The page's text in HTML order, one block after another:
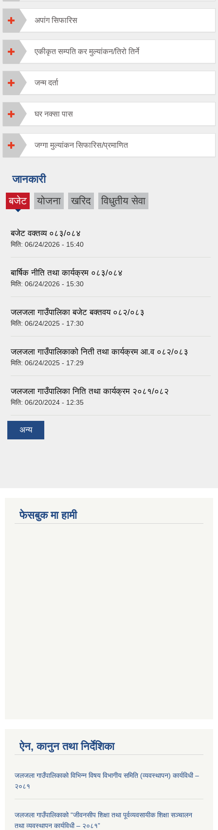
अपांग सिफारिस
एकीकृत सम्पति कर मुल्यांकन/तिरो तिर्ने
जन्म दर्ता
घर नक्सा पास
जग्गा मुल्यांकन सिफारिस/प्रमाणित
जानकारी
बजेट
(active
योजना खरिद विधुतीय सेवा
बजेट वक्तव्य ०८३/०८४
मिति: 06/24/2026 - 15:40
बार्षिक नीति तथा कार्यक्रम ०८३/०८४
मिति: 06/24/2026 - 15:30
जलजला गाउँपालिका बजेट बक्तवय ०८२/०८३
मिति: 06/24/2025 - 17:30
जलजला गाउँपालिकाको निती तथा कार्यक्रम आ.व ०८२/०८३
मिति: 06/24/2025 - 17:29
जलजला गाउँपालिका निति तथा कार्यक्रम २०८१/०८२
मिति: 06/20/2024 - 12:35
अन्य
फेसबुक मा हामी
ऐन, कानुन तथा निर्देशिका
जलजला गाउँपालिकाको विभिन्न विषय विभागीय समिति (व्यवस्थापन) कार्यविधी –
२०८१
जलजला गाउँपालिकाको “जीवनसीप शिक्षा तथा पूर्वव्यवसायीक शिक्षा सञ्चालन
तथा व्यवस्थापन कार्यविधी – २०८१”